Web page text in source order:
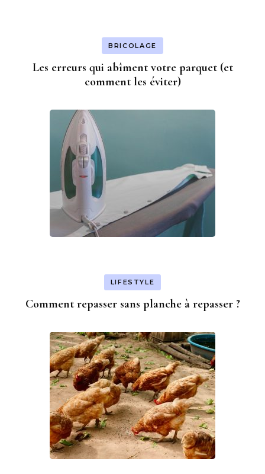
BRICOLAGE
Les erreurs qui abîment votre parquet (et
comment les éviter)
LIFESTYLE
Comment repasser sans planche à repasser ?